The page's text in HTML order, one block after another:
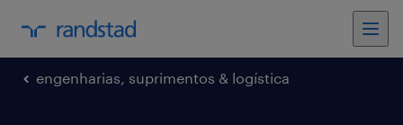
engenharias, suprimentos & logística